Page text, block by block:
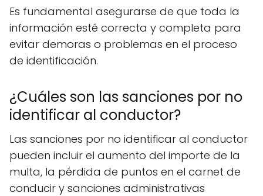
Es fundamental asegurarse de que toda la
información esté correcta y completa para
evitar demoras o problemas en el proceso
de identificación.
¿Cuáles son las sanciones por no
identificar al conductor?
Las sanciones por no identificar al conductor
pueden incluir el aumento del importe de la
multa, la pérdida de puntos en el carnet de
conducir y sanciones administrativas